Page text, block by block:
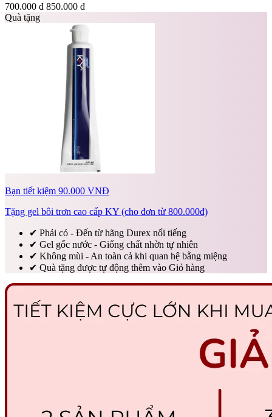
700.000 đ 850.000 đ
Quà tặng
Bạn tiết kiệm 90.000 VNĐ
Tặng gel bôi trơn cao cấp KY (cho đơn từ 800.000đ)
✔ Phải có - Đến từ hãng Durex nổi tiếng
✔ Gel gốc nước - Giống chất nhờn tự nhiên
✔ Không mùi - An toàn cả khi quan hệ bằng miệng
✔ Quà tặng được tự động thêm vào Giỏ hàng